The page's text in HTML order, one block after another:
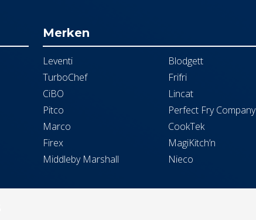
Merken
Leventi
TurboChef
CiBO
Pitco
Marco
Firex
Middleby Marshall
Blodgett
Frifri
Lincat
Perfect Fry Company
CookTek
MagiKitch’n
Nieco